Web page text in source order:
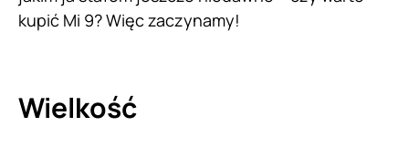
kupić Mi 9? Więc zaczynamy!
Wielkość